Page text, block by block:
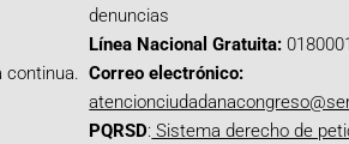
continua.
denuncias
Línea Nacional Gratuita:
Correo electrónico:
PQRSD: Sistema derecho de